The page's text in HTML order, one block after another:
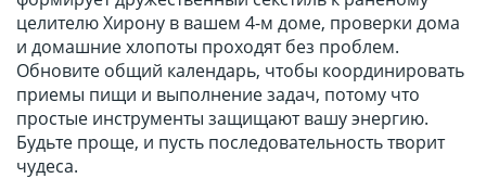
целителю Хирону в вашем 4-м доме, проверки дома
и домашние хлопоты проходят без проблем.
Обновите общий календарь, чтобы координировать
приемы пищи и выполнение задач, потому что
простые инструменты защищают вашу энергию.
Будьте проще, и пусть последовательность творит
чудеса.